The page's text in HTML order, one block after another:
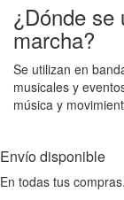
¿Dónde se
marcha?
Se utilizan en
musicales y
música y
Envío disponible
En todas tus compras.